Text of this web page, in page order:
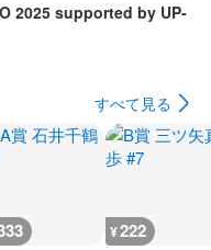
2025 supported by UP-
すべて見る
¥222